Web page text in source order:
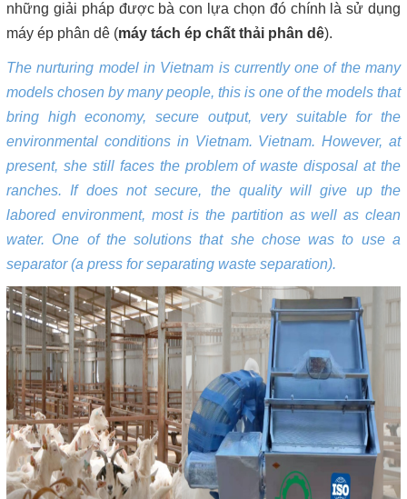
những giải pháp được bà con lựa chọn đó chính là sử dụng
máy ép phân dê (máy tách ép chất thải phân dê).
The nurturing model in Vietnam is currently one of the many
models chosen by many people, this is one of the models that
bring high economy, secure output, very suitable for the
environmental conditions in Vietnam. Vietnam. However, at
present, she still faces the problem of waste disposal at the
ranches. If does not secure, the quality will give up the
labored environment, most is the partition as well as clean
water. One of the solutions that she chose was to use a
separator (a press for separating waste separation).